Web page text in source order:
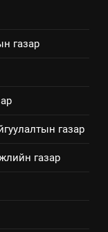
газар
газар
газар
мал, амьтны